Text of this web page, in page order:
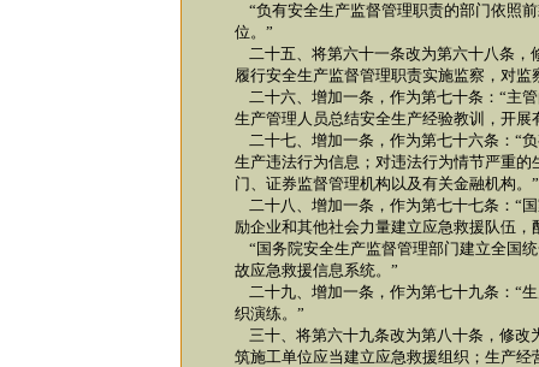
“负有安全生产监督管理职责的部门依照
位。”
二十五、将第六十一条改为第六十八条，
履行安全生产监督管理职责实施监察，对
二十六、增加一条，作为第七十条：“主
生产管理人员总结安全生产经验教训，开展
二十七、增加一条，作为第七十六条：“
生产违法行为信息；对违法行为情节严重
门、证券监督管理机构以及有关金融机构。”
二十八、增加一条，作为第七十七条：“
励企业和其他社会力量建立应急救援队伍
“国务院安全生产监督管理部门建立全国
故应急救援信息系统。”
二十九、增加一条，作为第七十九条：“
织演练。”
三十、将第六十九条改为第八十条，修改
筑施工单位应当建立应急救援组织；生产